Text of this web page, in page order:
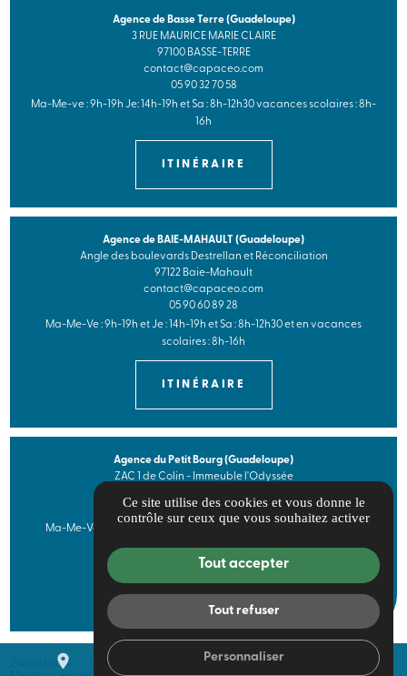
place mail
Agence de Basse Terre (Guadeloupe)
3 RUE MAURICE MARIE CLAIRE
97100 BASSE-TERRE
contact@capaceo.com
05 90 32 70 58
Ma-Me-ve : 9h-19h Je: 14h-19h et Sa : 8h-12h30 vacances scolaires : 8h-
16h
ITINÉRAIRE
Agence de BAIE-MAHAULT (Guadeloupe)
Angle des boulevards Destrellan et Réconciliation
97122 Baie-Mahault
contact@capaceo.com
05 90 60 89 28
Ma-Me-Ve : 9h-19h et Je : 14h-19h et Sa : 8h-12h30 et en vacances
scolaires : 8h-16h
ITINÉRAIRE
Agence du Petit Bourg (Guadeloupe)
ZAC 1 de Colin - Immeuble l'Odyssée
05 90 41 52 96
Ma-Me-Ve : 9h-19h et Je : 14h-19h et Sa : 8h-12h30 et en vacances
scolaires : 8h-16h
Guide Local
Informations complémentaires
Ce site utilise des cookies et vous donne le
contrôle sur ceux que vous souhaitez activer
Tout accepter
Tout refuser
Personnaliser